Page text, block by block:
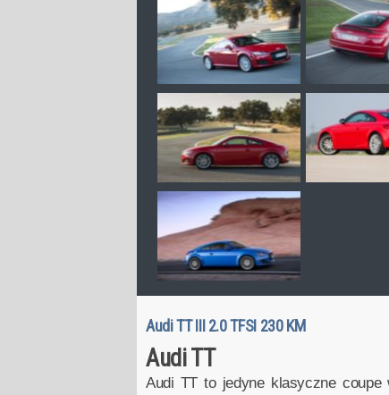
Audi TT III 2.0 TFSI 230 KM
Audi TT
Audi TT to jedyne klasyczne coupe